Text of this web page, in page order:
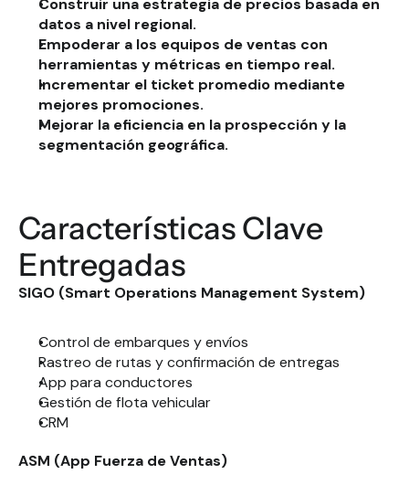
Construir una estrategia de precios basada en
datos a nivel regional.
Empoderar a los equipos de ventas con
herramientas y métricas en tiempo real.
Incrementar el ticket promedio mediante
mejores promociones.
Mejorar la eficiencia en la prospección y la
segmentación geográfica.
Características Clave
Entregadas
SIGO (Smart Operations Management System)
Control de embarques y envíos
Rastreo de rutas y confirmación de entregas
App para conductores
Gestión de flota vehicular
CRM
ASM (App Fuerza de Ventas)